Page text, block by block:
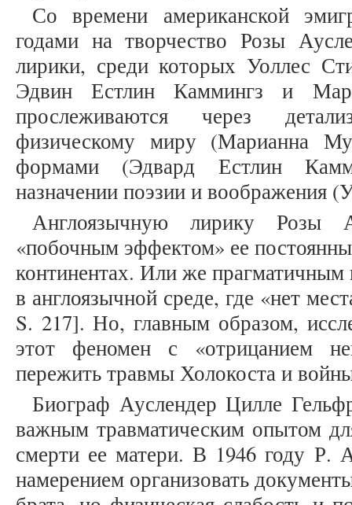
Со времени американской
годами на творчество Розы
лирики, среди которых Уоллес
Эдвин Естлин Каммингз и
прослеживаются через
физическому миру (Марианна
формами (Эдвард Естлин
назначении поэзии и воображения
Англоязычную лирику Розы
«побочным эффектом» ее
континентах. Или же
в англоязычной среде, где «нет
S. 217]. Но, главным образом,
этот феномен с «отрицанием
пережить травмы Холокоста и
Биограф Ауслендер Цилле
важным травматическим опытом
смерти ее матери. В 1946 году Р.
намерением организовать